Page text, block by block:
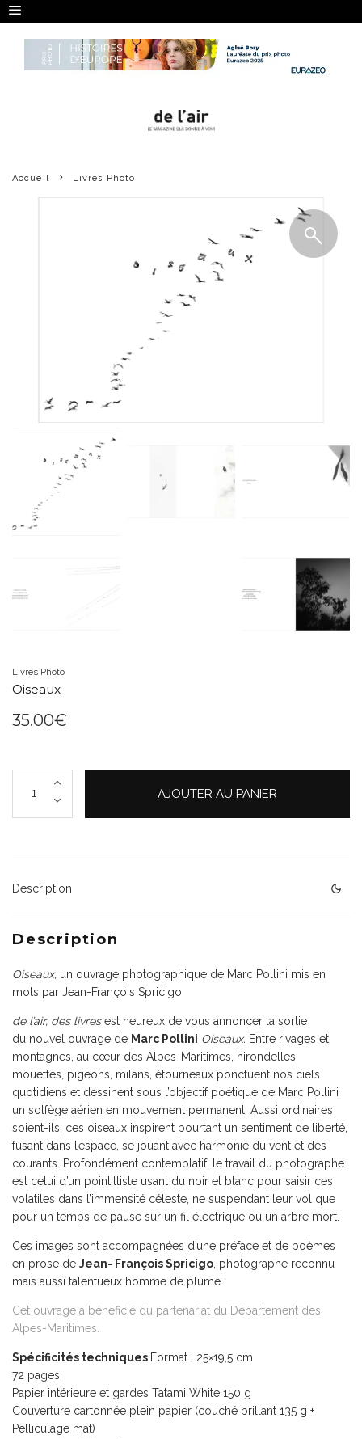
Accueil Livres Photo
Livres Photo
Oiseaux
35.00€
Oiseaux
AJOUTER AU PANIER
Description
Description
Oiseaux, un ouvrage photographique de Marc Pollini mis en
mots par Jean-François Spricigo
de l’air, des livresest heureux de vous annoncer la sortie
du nouvel ouvrage de Marc Pollini Oiseaux. Entre rivages et
montagnes, au cœur des Alpes-Maritimes, hirondelles,
mouettes, pigeons, milans, étourneaux ponctuent nos ciels
quotidiens et dessinent sous l’objectif poétique de Marc Pollini
un solfège aérien en mouvement permanent. Aussi ordinaires
soient-ils, ces oiseaux inspirent pourtant un sentiment de liberté,
fusant dans l’espace, se jouant avec harmonie du vent et des
courants. Profondément contemplatif, le travail du photographe
est celui d’un pointilliste usant du noir et blanc pour saisir ces
volatiles dans l’immensité céleste, ne suspendant leur vol que
pour un temps de pause sur un fil électrique ou un arbre mort.
Ces images sont accompagnées d’une préface et de poèmes
en prose de Jean- François Spricigo, photographe reconnu
mais aussi talentueux homme de plume !
Cet ouvrage a bénéficié du partenariat du Département des
Alpes-Maritimes.
Spécificités techniques Format : 25×19,5 cm
72 pages
Papier intérieure et gardes Tatami White 150 g
Couverture cartonnée plein papier (couché brillant 135 g +
Pelliculage mat)